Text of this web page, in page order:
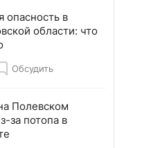
опасность в
области: что
Обсудить
Полевском
за потопа в